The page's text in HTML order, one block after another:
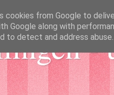
-
cookies from Google to
Google along with
to detect and address abuse.